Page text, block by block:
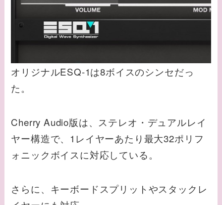
オリジナルESQ-1は8ボイスのシンセだっ
た。
Cherry Audio版は、ステレオ・デュアルレイ
ヤー構造で、1レイヤーあたり最大32ポリフ
ォニックボイスに対応している。
さらに、キーボードスプリットやスタックレ